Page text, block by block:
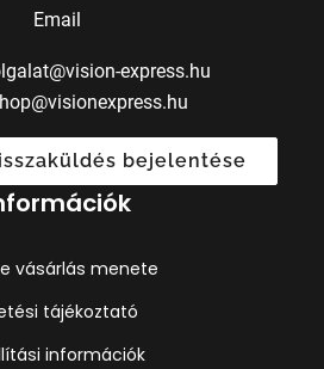
Email
express.hu
bejelentése
vásárlás menete
tájékoztató
információk